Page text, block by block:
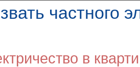
частного
в